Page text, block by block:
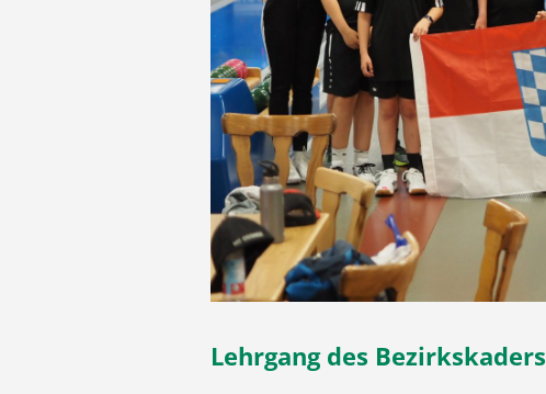
Lehrgang des Bezirkskaders